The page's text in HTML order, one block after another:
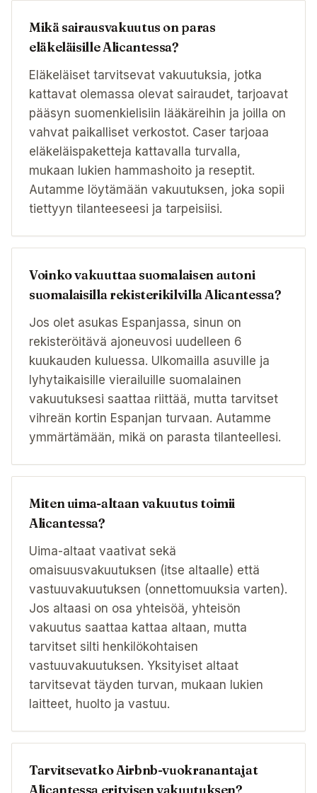
Mikä sairausvakuutus on paras
eläkeläisille Alicantessa?
Eläkeläiset tarvitsevat vakuutuksia, jotka
kattavat olemassa olevat sairaudet, tarjoavat
pääsyn suomenkielisiin lääkäreihin ja joilla on
vahvat paikalliset verkostot. Caser tarjoaa
eläkeläispaketteja kattavalla turvalla,
mukaan lukien hammashoito ja reseptit.
Autamme löytämään vakuutuksen, joka sopii
tiettyyn tilanteeseesi ja tarpeisiisi.
Voinko vakuuttaa suomalaisen autoni
suomalaisilla rekisterikilvilla Alicantessa?
Jos olet asukas Espanjassa, sinun on
rekisteröitävä ajoneuvosi uudelleen 6
kuukauden kuluessa. Ulkomailla asuville ja
lyhytaikaisille vierailuille suomalainen
vakuutuksesi saattaa riittää, mutta tarvitset
vihreän kortin Espanjan turvaan. Autamme
ymmärtämään, mikä on parasta tilanteellesi.
Miten uima-altaan vakuutus toimii
Alicantessa?
Uima-altaat vaativat sekä
omaisuusvakuutuksen (itse altaalle) että
vastuuvakuutuksen (onnettomuuksia varten).
Jos altaasi on osa yhteisöä, yhteisön
vakuutus saattaa kattaa altaan, mutta
tarvitset silti henkilökohtaisen
vastuuvakuutuksen. Yksityiset altaat
tarvitsevat täyden turvan, mukaan lukien
laitteet, huolto ja vastuu.
Tarvitsevatko Airbnb-vuokranantajat